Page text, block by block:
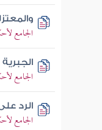
الجامع
الجبرية
الجامع
الرد
الجامع